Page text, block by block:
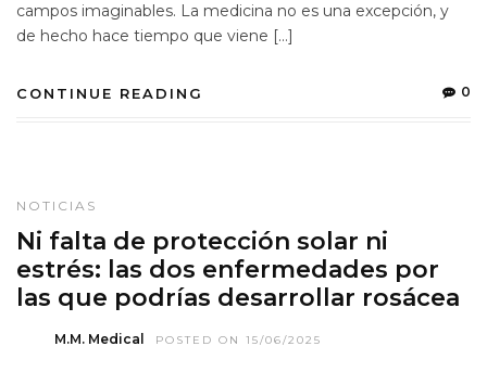
campos imaginables. La medicina no es una excepción, y
de hecho hace tiempo que viene […]
CONTINUE READING 0
NOTICIAS
Ni falta de protección solar ni
estrés: las dos enfermedades por
las que podrías desarrollar rosácea
M.M. Medical POSTED ON 15/06/2025